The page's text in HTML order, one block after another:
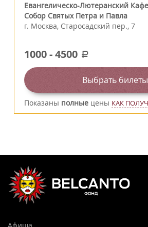
Евангелическо-Лютеранский
Собор Святых Петра и Павла
г. Москва, Старосадский пер., 7
1000-4500 a
Выбрать билеты
Показаны полные цены КАК